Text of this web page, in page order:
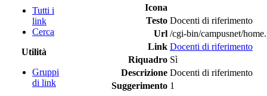
Tutti i
link
Cerca
Utilità
Gruppi
di link
Icona
Testo Docenti di riferimento
Url /cgi-bin/campusnet/
Link Docenti di riferimento
Riquadro Sì
Descrizione Docenti di riferimento
Suggerimento 1